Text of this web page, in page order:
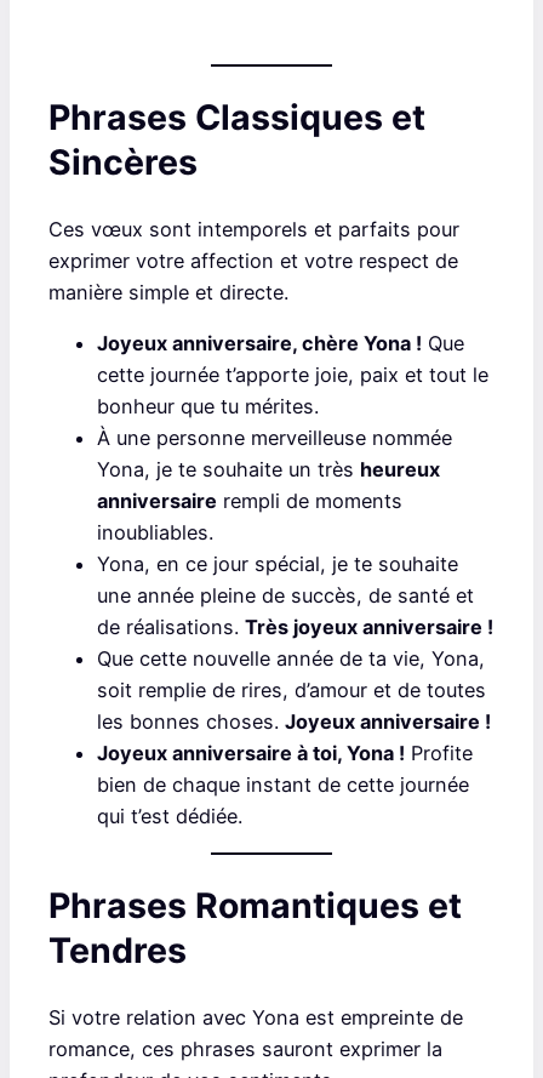
Phrases Classiques et
Sincères
Ces vœux sont intemporels et parfaits pour
exprimer votre affection et votre respect de
manière simple et directe.
Joyeux anniversaire, chère Yona ! Que
cette journée t’apporte joie, paix et tout le
bonheur que tu mérites.
À une personne merveilleuse nommée
Yona, je te souhaite un très heureux
anniversaire rempli de moments
inoubliables.
Yona, en ce jour spécial, je te souhaite
une année pleine de succès, de santé et
de réalisations. Très joyeux anniversaire !
Que cette nouvelle année de ta vie, Yona,
soit remplie de rires, d’amour et de toutes
les bonnes choses. Joyeux anniversaire !
Joyeux anniversaire à toi, Yona ! Profite
bien de chaque instant de cette journée
qui t’est dédiée.
Phrases Romantiques et
Tendres
Si votre relation avec Yona est empreinte de
romance, ces phrases sauront exprimer la